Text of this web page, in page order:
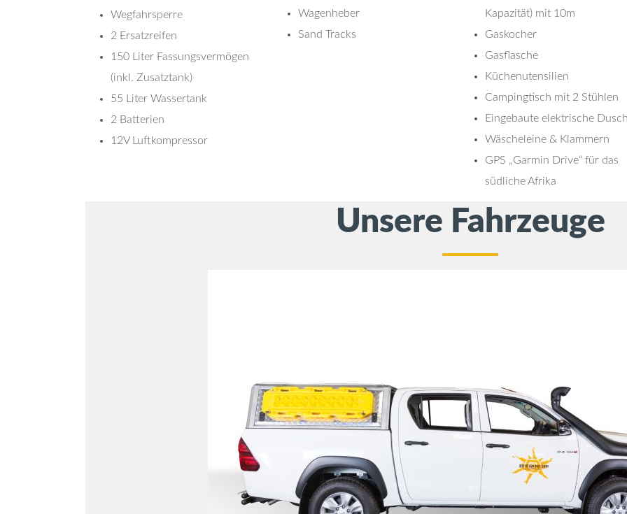
Wegfahrsperre
2 Ersatzreifen
150 Liter Fassungsvermögen
(inkl. Zusatztank)
55 Liter Wassertank
2 Batterien
12V Luftkompressor
Wagenheber
Sand Tracks
Kapazität) mit 10m
Gaskocher
Gasflasche
Küchenutensilien
Campingtisch mit 2 Stühlen
Eingebaute elektrische
Wäscheleine & Klammern
GPS „Garmin Drive“ für das
südliche Afrika
Unsere Fahrzeuge